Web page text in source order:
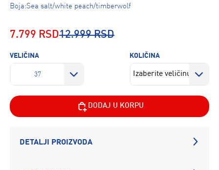
Boja:Sea salt/white peach/timberwolf
7.799 RSD12.999 RSD
VELIČINA
37
KOLIČINA
DODAJ U KORPU
DETALJI PROIZVODA